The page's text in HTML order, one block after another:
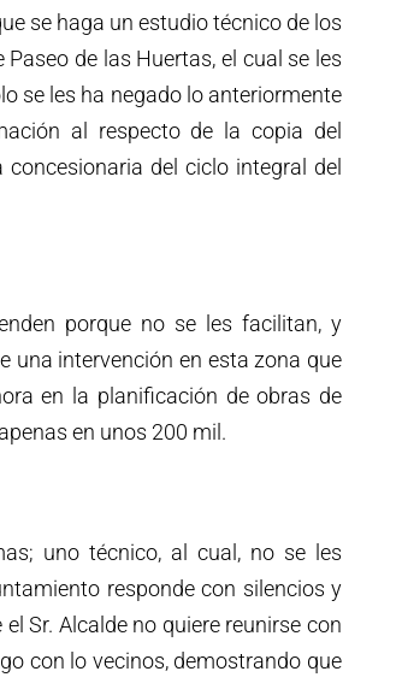
se haga un estudio técnico de los
de las Huertas, el cual se les
se les ha negado lo anteriormente
al respecto de la copia del
del ciclo integral del
porque no se les facilitan, y
una intervención en esta zona que
en la planificación de obras de
en unos 200 mil.
uno técnico, al cual, no se les
responde con silencios y
Sr. Alcalde no quiere reunirse con
con lo vecinos, demostrando que